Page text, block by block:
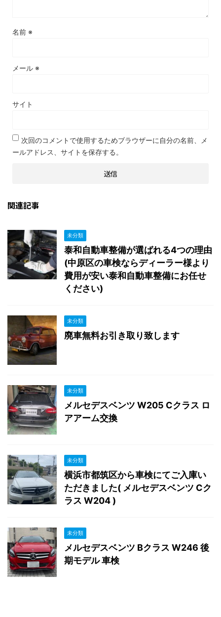
名前 ※
メール ※
サイト
次回のコメントで使用するためブラウザーに自分の名前、メ
ールアドレス、サイトを保存する。
関連記事
未分類
泰和自動車整備が選ばれる4つの理由
(中原区の車検ならディーラー様より
費用が安い泰和自動車整備にお任せ
ください)
未分類
廃車無料お引き取り致します
未分類
メルセデスベンツ W205 Cクラス ロ
アアーム交換
未分類
横浜市都筑区から車検にてご入庫い
ただきました( メルセデスベンツ Cク
ラス W204 )
未分類
メルセデスベンツ Bクラス W246 後
期モデル 車検